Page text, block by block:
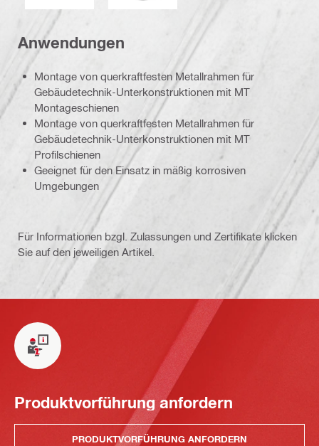
Anwendungen
Montage von querkraftfesten Metallrahmen für
Gebäudetechnik-Unterkonstruktionen mit MT
Montageschienen
Montage von querkraftfesten Metallrahmen für
Gebäudetechnik-Unterkonstruktionen mit MT
Profilschienen
Geeignet für den Einsatz in mäßig korrosiven
Umgebungen
Für Informationen bzgl. Zulassungen und Zertifikate klicken
Sie auf den jeweiligen Artikel.
Produktvorführung anfordern
PRODUKTVORFÜHRUNG ANFORDERN